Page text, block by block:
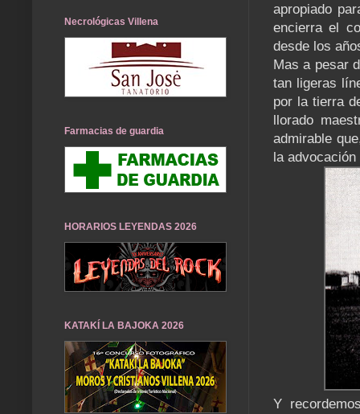
apropiado
encierra el
desde los
Mas a pesar
tan ligeras
por la tierra
llorado
admirable
la
Y
Necrológicas Villena
Farmacias de guardia
HORARIOS LEYENDAS 2026
KATAKÍ LA BAJOKA 2026